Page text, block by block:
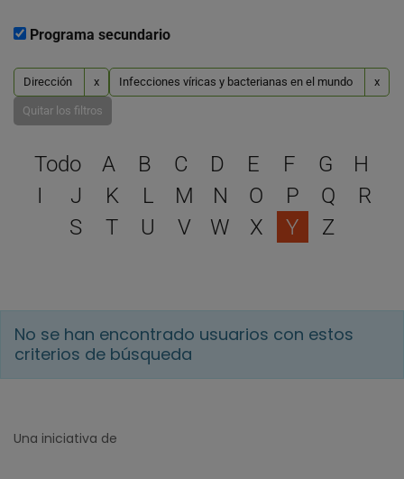
Programa secundario
Dirección x Infecciones víricas y bacterianas en el mundo x
Quitar los filtros
Selecciona una letra
Todo A B C D E F G
H
I
J K L M N O P Q
R
S
T U V W X Y Z
No se han encontrado usuarios con estos
criterios de búsqueda
Una iniciativa de